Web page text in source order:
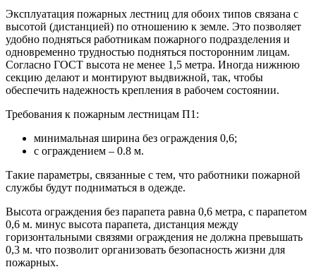
Эксплуатация пожарных лестниц для обоих типов связана с
высотой (дистанцией) по отношению к земле. Это позволяет
удобно подняться работникам пожарного подразделения и
одновременно трудностью подняться посторонним лицам.
Согласно ГОСТ высота не менее 1,5 метра. Иногда нижнюю
секцию делают и монтируют выдвижной, так, чтобы
обеспечить надежность крепления в рабочем состоянии.
Требования к пожарным лестницам П1:
минимальная ширина без ограждения 0,6;
с ограждением – 0.8 м.
Такие параметры, связанные с тем, что работники пожарной
службы будут подниматься в одежде.
Высота ограждения без парапета равна 0,6 метра, с парапетом
0,6 м. минус высота парапета, дистанция между
горизонтальными связями ограждения не должна превышать
0,3 м. что позволит организовать безопасность жизни для
пожарных.